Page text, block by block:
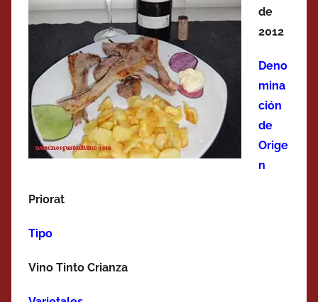
de
2012
Deno
mina
ción
de
Orige
n
Priorat
Tipo
Vino Tinto Crianza